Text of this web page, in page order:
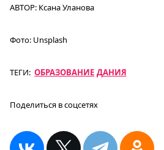
АВТОР: Ксана Уланова
Фото: Unsplash
ТЕГИ: ОБРАЗОВАНИЕ ДАНИЯ
Поделиться в соцсетях